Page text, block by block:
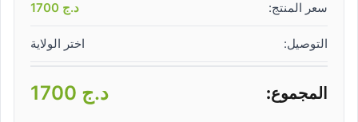
سعر المنتج: د.ج
التوصيل: اختر الولاية
المجموع: د.ج